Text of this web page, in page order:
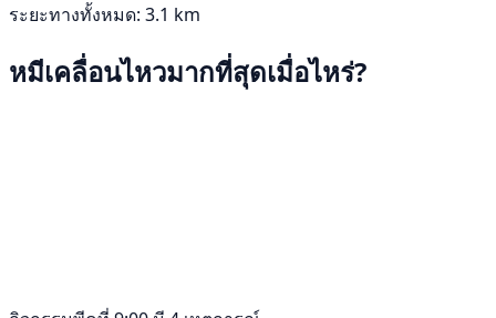
ระยะทางทั้งหมด: 3.1 km
หมีเคลื่อนไหวมากที่สุดเมื่อไหร่?